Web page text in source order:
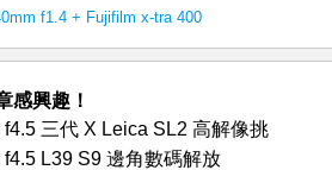
f1.4 + Fujifilm x-tra 400
感興趣！
三代 X Leica SL2 高解像挑
L39 S9 邊角數碼解放